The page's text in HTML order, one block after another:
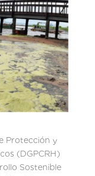
Protección y
(DGPCRH)
Sostenible